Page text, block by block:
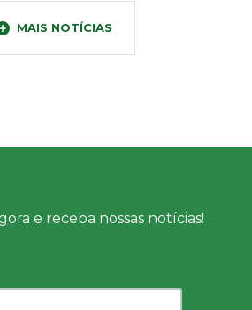
MAIS NOTÍCIAS
e receba nossas notícias!